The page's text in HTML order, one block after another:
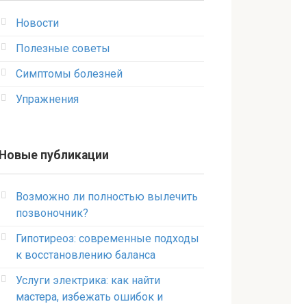
Новости
Полезные советы
Симптомы болезней
Упражнения
Новые публикации
Возможно ли полностью вылечить
позвоночник?
Гипотиреоз: современные подходы
к восстановлению баланса
Услуги электрика: как найти
мастера, избежать ошибок и